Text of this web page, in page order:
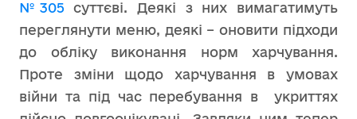
№305 суттєві. Деякі з них вимагатимуть
переглянути меню, деякі – оновити підходи
до обліку виконання норм харчування.
Проте зміни щодо харчування в умовах
війни та під час перебування в укриттях